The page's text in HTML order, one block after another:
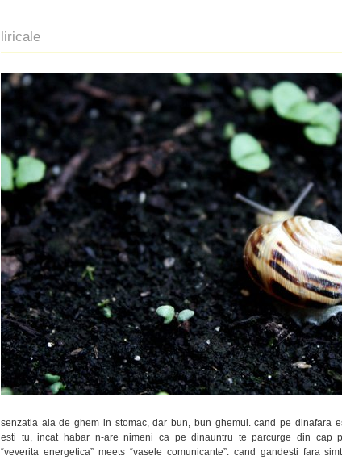
liricale
senzatia aia de ghem in stomac, dar bun, bun ghemul. cand pe dinafara
esti tu, incat habar n-are nimeni ca pe dinauntru te parcurge din cap
“veverita energetica” meets “vasele comunicante”. cand gandesti fara